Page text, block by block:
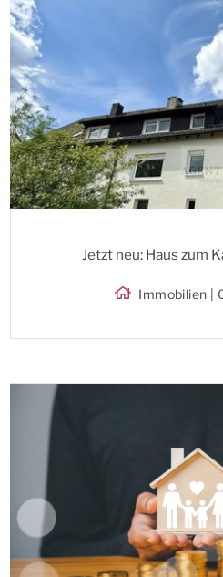
Jetzt neu: Haus zum
Immobilien |